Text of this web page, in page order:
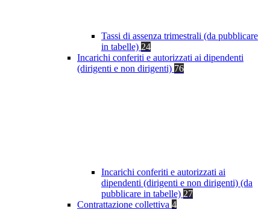
Tassi di assenza trimestrali (da pubblicare
in tabelle) 24
Incarichi conferiti e autorizzati ai dipendenti
(dirigenti e non dirigenti) 76
Incarichi conferiti e autorizzati ai
dipendenti (dirigenti e non dirigenti) (da
pubblicare in tabelle) 27
Contrattazione collettiva 4